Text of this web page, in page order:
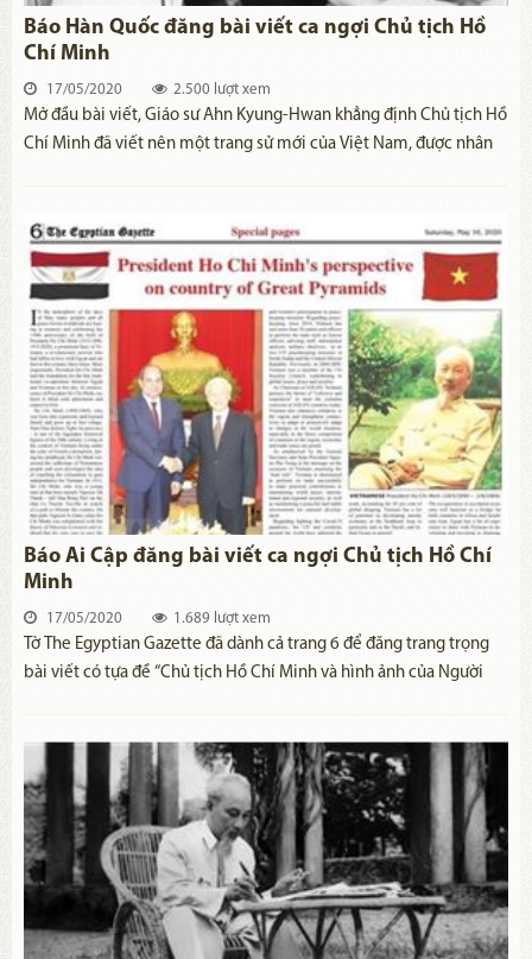
Báo Hàn Quốc đăng bài viết ca ngợi Chủ tịch Hồ
Chí Minh
17/05/2020 2.500 lượt xem
​Mở đầu bài viết, Giáo sư Ahn Kyung-Hwan khẳng định Chủ tịch Hồ
Chí Minh đã viết nên một trang sử mới của Việt Nam, được nhân
Báo Ai Cập đăng bài viết ca ngợi Chủ tịch Hồ Chí
Minh
17/05/2020 1.689 lượt xem
​Tờ The Egyptian Gazette đã dành cả trang 6 để đăng trang trọng
bài viết có tựa đề “Chủ tịch Hồ Chí Minh và hình ảnh của Người